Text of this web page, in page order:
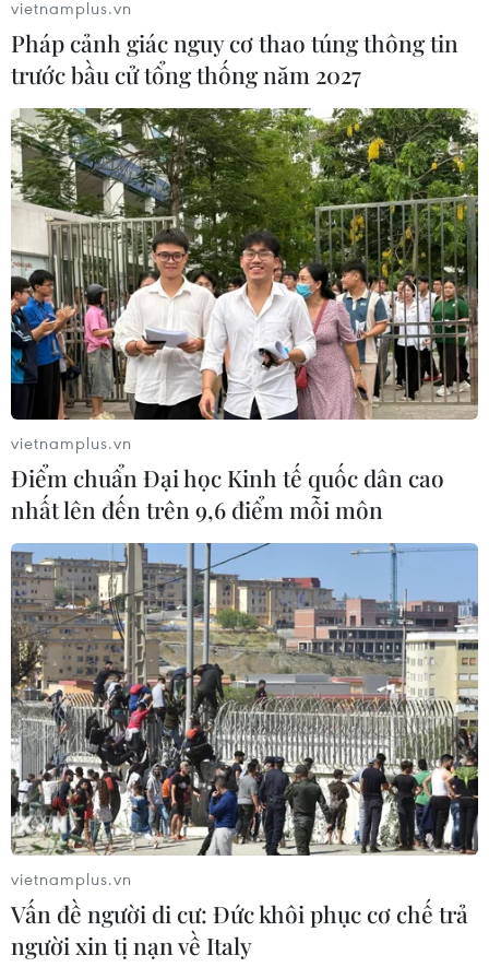
vietnamplus.vn
Pháp cảnh giác nguy cơ thao túng thông tin
trước bầu cử tổng thống năm 2027
vietnamplus.vn
Điểm chuẩn Đại học Kinh tế quốc dân cao
nhất lên đến trên 9,6 điểm mỗi môn
vietnamplus.vn
Vấn đề người di cư: Đức khôi phục cơ chế trả
người xin tị nạn về Italy